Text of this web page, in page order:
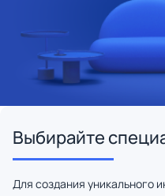
Выбирайте
Для создания уникального